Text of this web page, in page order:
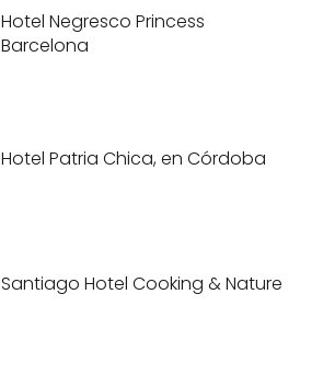
Hotel Negresco Princess
Barcelona
Hotel Patria Chica, en Córdoba
Santiago Hotel Cooking & Nature